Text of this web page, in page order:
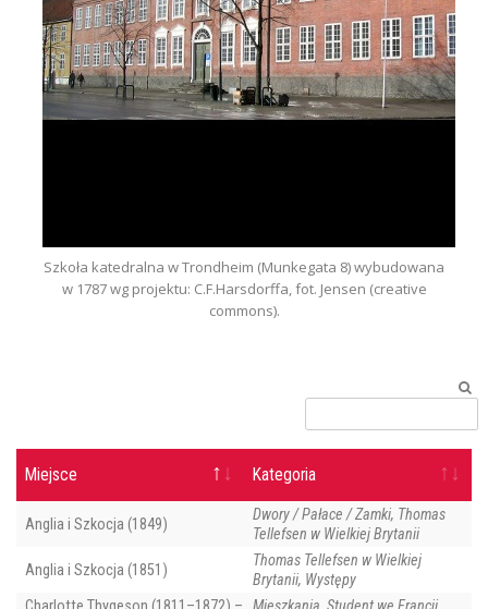
Szkoła katedralna w Trondheim (Munkegata 8) wybudowana
w 1787 wg projektu: C.F.Harsdorffa, fot. Jensen (creative
commons).
Miejsce Kategoria
Anglia i Szkocja (1849)
Dwory / Pałace / Zamki, Thomas
Tellefsen w Wielkiej Brytanii
Anglia i Szkocja (1851)
Thomas Tellefsen w Wielkiej
Brytanii, Występy
Charlotte Thygeson (1811–1872) –
Mieszkania, Student we Francji